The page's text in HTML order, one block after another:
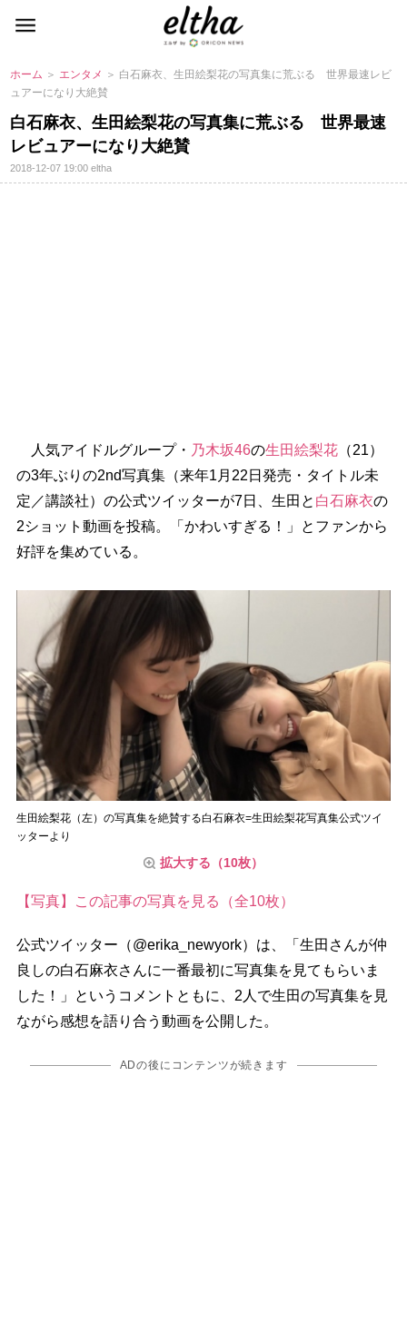
ホーム ＞ エンタメ ＞ 白石麻衣、生田絵梨花の写真集に荒ぶる 世界最速レビ
ュアーになり大絶賛
白石麻衣、生田絵梨花の写真集に荒ぶる 世界最速
レビュアーになり大絶賛
2018-12-07 19:00eltha
人気アイドルグループ・ 乃木坂46の生田絵梨花（21）
の3年ぶりの2nd写真集（来年1月22日発売・タイトル未
定／講談社）の公式ツイッターが7日、生田と 白石麻衣の
2ショット動画を投稿。「かわいすぎる！」とファンから
好評を集めている。
生田絵梨花（左）の写真集を絶賛する白石麻衣=生田絵梨花写真集公式ツイ
ッターより
拡大する（10枚）
【写真】この記事の写真を見る（全10枚）
公式ツイッター（@erika_newyork）は、「生田さんが仲
良しの白石麻衣さんに一番最初に写真集を見てもらいま
した！」というコメントともに、2人で生田の写真集を見
ながら感想を語り合う動画を公開した。
ADの後にコンテンツが続きます